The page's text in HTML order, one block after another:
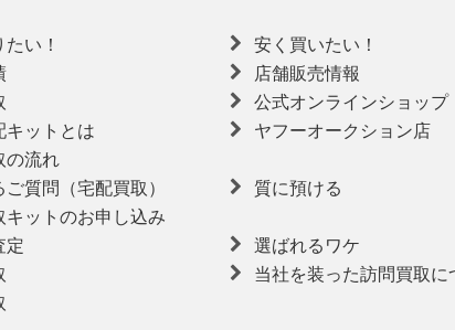
い！
キットとは
の流れ
質問（宅配買取）
キットのお申し込み
定
安く買いたい！
店舗販売情報
公式オンラインショップ
ヤフーオークション店
質に預ける
選ばれるワケ
当社を装った訪問買取に